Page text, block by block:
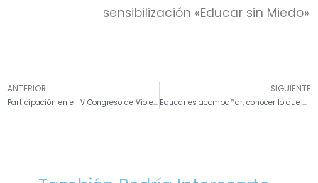
sensibilización «Educar sin Miedo»
ANTERIOR
Participación en el IV Congreso de Violencia Filioparental en Malaga
SIGUIENTE
Educar es acompañar, conocer lo que necesita el cerebro de un niño o adolescente